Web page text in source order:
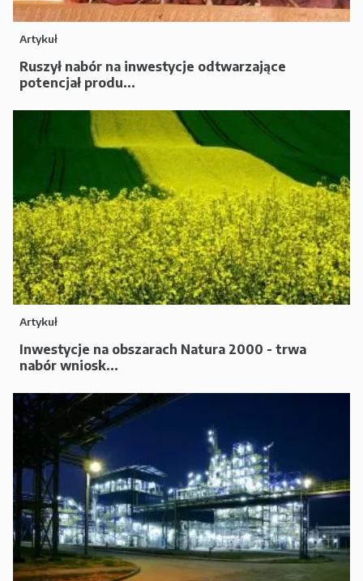
Artykuł
Ruszył nabór na inwestycje odtwarzające
potencjał produ...
Artykuł
Inwestycje na obszarach Natura 2000 - trwa
nabór wniosk...